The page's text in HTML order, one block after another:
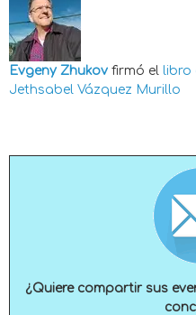
Evgeny Zhukov firmó el libro
Jethsabel Vázquez Murillo
¿Quiere compartir sus